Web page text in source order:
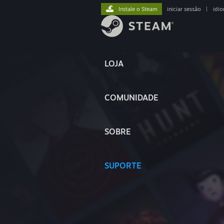
LOJA
COMUNIDADE
SOBRE
SUPORTE
Instale o Steam iniciar sessão